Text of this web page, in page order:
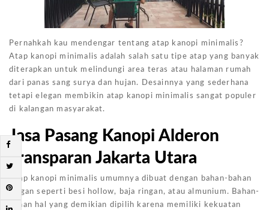
Pernahkah kau mendengar tentang atap kanopi minimalis?
Atap kanopi minimalis adalah salah satu tipe atap yang banyak
diterapkan untuk melindungi area teras atau halaman rumah
dari panas sang surya dan hujan. Desainnya yang sederhana
tetapi elegan membikin atap kanopi minimalis sangat populer
di kalangan masyarakat.
Jasa Pasang Kanopi Alderon
Transparan Jakarta Utara
Atap kanopi minimalis umumnya dibuat dengan bahan-bahan
ringan seperti besi hollow, baja ringan, atau almunium. Bahan-
bahan hal yang demikian dipilih karena memiliki kekuatan